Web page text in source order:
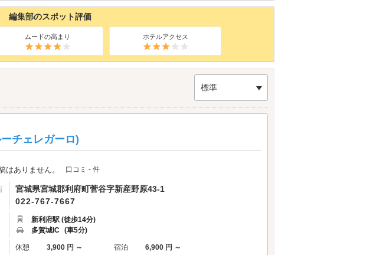
編集部のスポット評価
ムードの高まり ホテルアクセス
標準
チェレガーロ)
はありません。 口コミ - 件
宮城県宮城郡利府町菅谷字新産野原43-1
022-767-7667
新利府駅 (徒歩14分)
多賀城IC (車5分)
休憩 3,900 円 ～ 宿泊 6,900 円 ～